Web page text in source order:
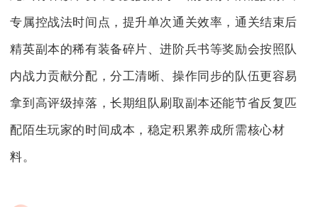
专属控战法时间点，提升单次通关效率，通关结束后
精英副本的稀有装备碎片、进阶兵书等奖励会按照队
内战力贡献分配，分工清晰、操作同步的队伍更容易
拿到高评级掉落，长期组队刷取副本还能节省反复匹
配陌生玩家的时间成本，稳定积累养成所需核心材
料。